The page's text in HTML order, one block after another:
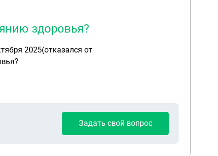
здоровья?
2025(отказался от
Задать свой вопрос